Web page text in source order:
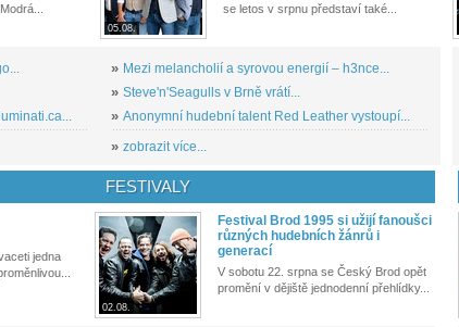
05.08.
se letos v srpnu představí také...
» Mezi melancholií a syrovou energií – h3nce...
» Steve'n'Seagulls v Brně vrátí...
» Anonymní hudební talent Red Leather vystoupí...
» zobrazit více...
jedna
FESTIVALY
02.08.
Festival Brod 1995 si užijí fanoušci
různých hudebních žánrů i
generací
V sobotu 22. srpna se Český Brod opět
promění v dějiště jednodenní přehlídky...